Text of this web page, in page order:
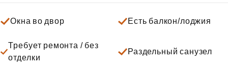
Окна во двор Есть балкон/лоджия
Требует ремонта / без
отделки
Раздельный санузел